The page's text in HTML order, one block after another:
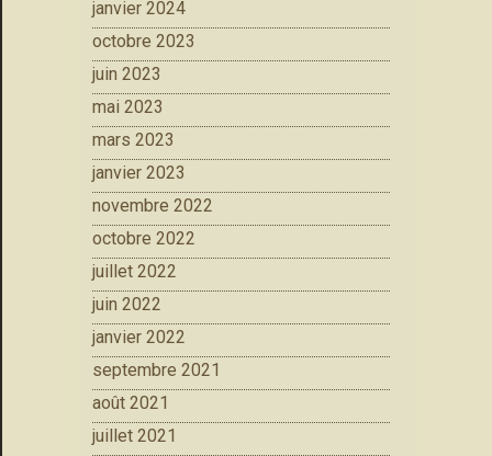
janvier 2024
octobre 2023
juin 2023
mai 2023
mars 2023
janvier 2023
novembre 2022
octobre 2022
juillet 2022
juin 2022
janvier 2022
septembre 2021
août 2021
juillet 2021